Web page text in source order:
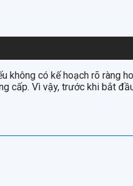
không có kế hoạch rõ ràng
cấp. Vì vậy, trước khi bắt